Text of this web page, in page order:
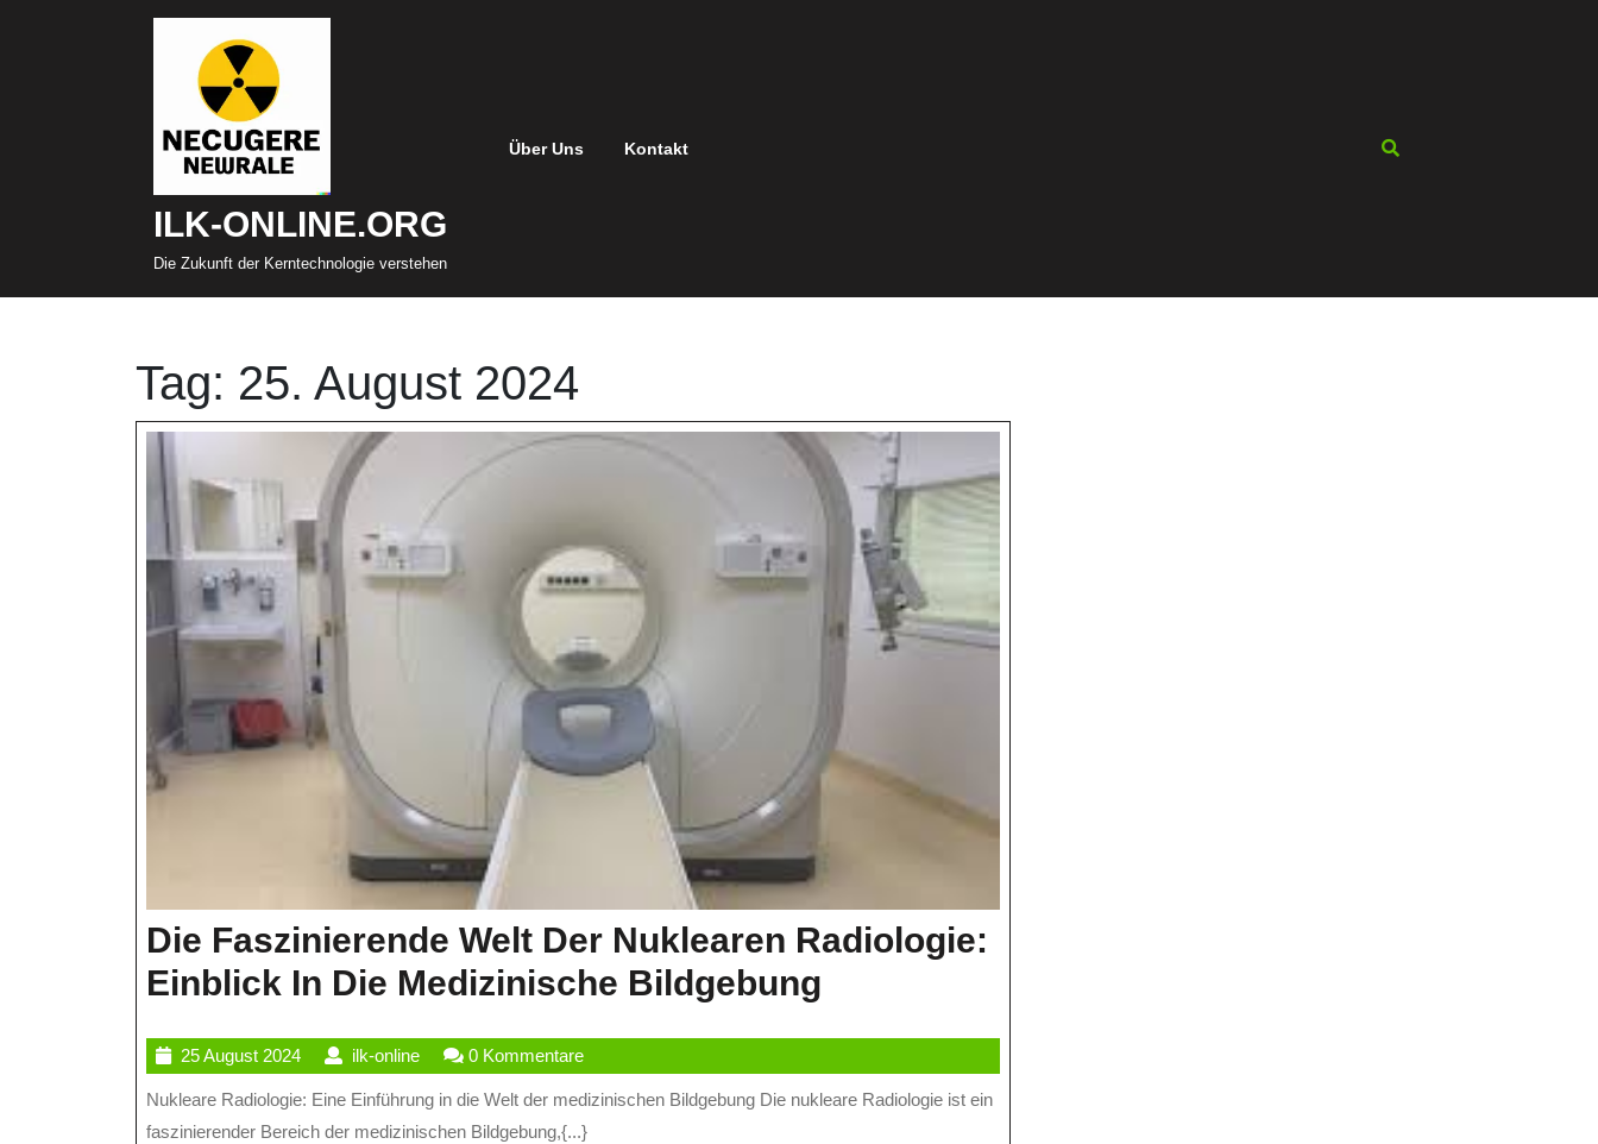
ILK-ONLINE.ORG
Die Zukunft der Kerntechnologie verstehen
Über Uns Kontakt
Tag: 25. August 2024
Die Faszinierende Welt Der Nuklearen Radiologie:
Einblick In Die Medizinische Bildgebung
Welt
Der
25 August 202425
August
2024
ilk-onlineilk-
online
0 Kommentare
Nukleare Radiologie: Eine Einführung in die Welt der medizinischen Bildgebung Die nukleare Radiologie ist ein
faszinierender Bereich der medizinischen Bildgebung,{...}